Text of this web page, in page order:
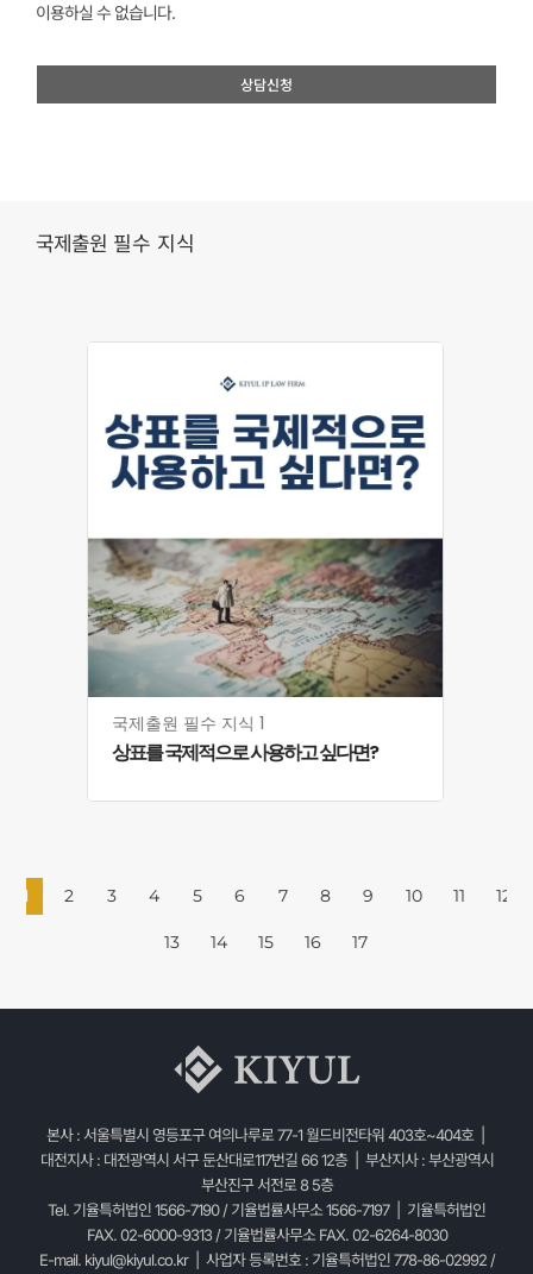
이용하실 수 없습니다.
국제출원 필수 지식
국제출원 필수 지식 1
상표를 국제적으로 사용하고 싶다면?
1 2 3 4 5 6 7 8 9 10 11 12
13 14 15 16 17
본사 : 서울특별시 영등포구 여의나루로 77-1 월드비전타워 403호~404호 |
대전지사 : 대전광역시 서구 둔산대로117번길 66 12층 | 부산지사 : 부산광역시
부산진구 서전로 8 5층
Tel. 기율특허법인 1566-7190 / 기율법률사무소 1566-7197 | 기율특허법인
FAX. 02-6000-9313 / 기율법률사무소 FAX. 02-6264-8030
E-mail. kiyul@kiyul.co.kr| 사업자 등록번호 : 기율특허법인 778-86-02992 /